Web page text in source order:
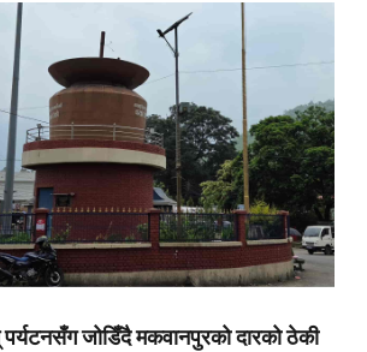
पर्यटनसँग जोडिँदै मकवानपुरको दारको ठेकी